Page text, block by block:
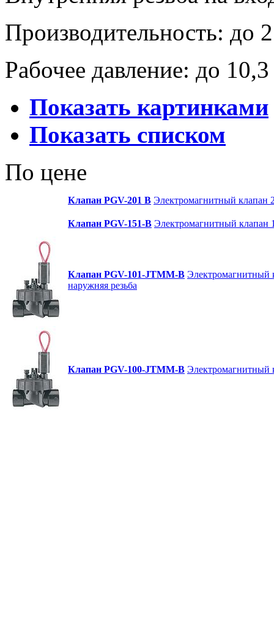
Производительность:
Рабочее давление: до
Показать картинками
Показать списком
По цене
Клапан PGV-201 B Электромагнитный клапан
Клапан PGV-151-B Электромагнитный клапан
Клапан PGV-101-JTMM-B Электромагнитный
наружняя резьба
Клапан PGV-100-JTMM-B Электромагнитный